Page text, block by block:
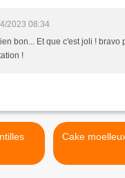
2023 08:34
bon... Et que c'est joli ! bravo
!